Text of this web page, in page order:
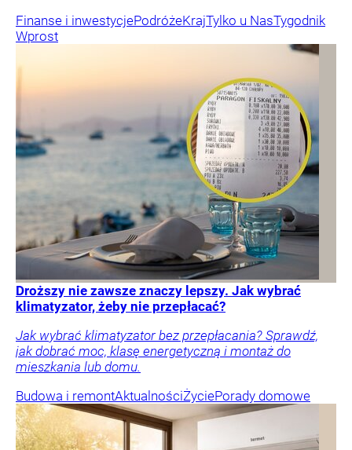
Finanse i inwestycjePodróżeKrajTylko u NasTygodnik
Wprost
Droższy nie zawsze znaczy lepszy. Jak wybrać
klimatyzator, żeby nie przepłacać?
Jak wybrać klimatyzator bez przepłacania? Sprawdź,
jak dobrać moc, klasę energetyczną i montaż do
mieszkania lub domu.
Budowa i remontAktualnościŻyciePorady domowe